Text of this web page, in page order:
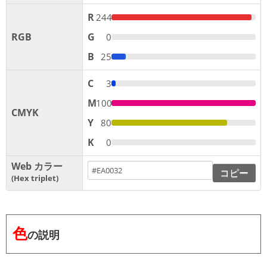
RGB
R244
G 0
B 25
CMYK
C 3
M100
Y 80
K 0
Web カラー
Hex triplet コピー
色の説明